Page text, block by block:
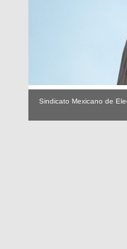
Sindicato Mexicano de